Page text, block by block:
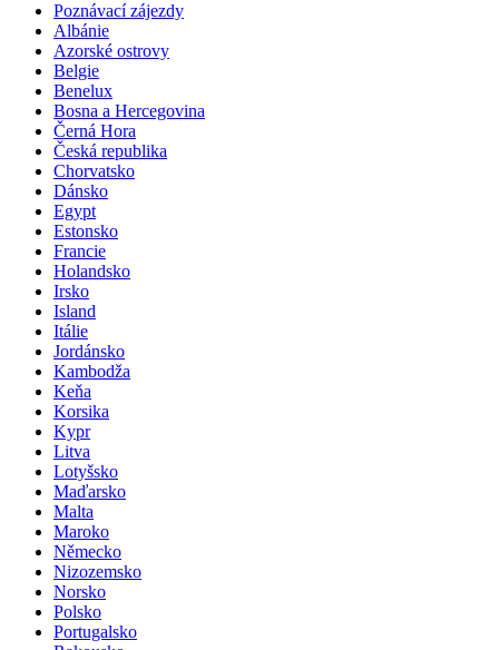
Poznávací zájezdy
Albánie
Azorské ostrovy
Belgie
Benelux
Bosna a Hercegovina
Černá Hora
Česká republika
Chorvatsko
Dánsko
Egypt
Estonsko
Francie
Holandsko
Irsko
Island
Itálie
Jordánsko
Kambodža
Keňa
Korsika
Kypr
Litva
Lotyšsko
Maďarsko
Malta
Maroko
Německo
Nizozemsko
Norsko
Polsko
Portugalsko